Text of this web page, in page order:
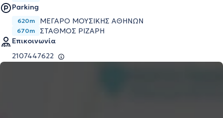
Parking
620m ΜΕΓΆΡΟ ΜΟΥΣΙΚΉΣ ΑΘΗΝΏΝ
670m
ΣΤΑΘΜΌΣ ΡΙΖΆΡΗ
Επικοινωνία
2107447622